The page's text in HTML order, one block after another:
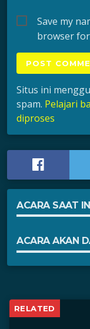
Save my
browser
Situs ini
spam. Pelajari
diproses
ACARA SAAT
ACARA AKAN
RELATED